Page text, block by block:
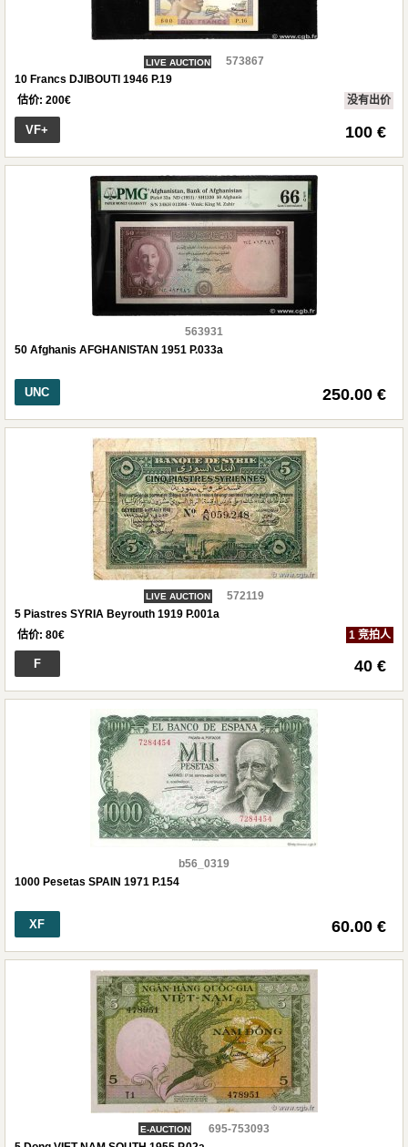
LIVE AUCTION
573867
10 Francs DJIBOUTI 1946 P.19
估价: 200€ 没有出价
VF+ 100 €
563931
50 Afghanis AFGHANISTAN 1951 P.033a
UNC 250.00 €
LIVE AUCTION
572119
5 Piastres SYRIA Beyrouth 1919 P.001a
估价: 80€ 1 竞拍人
F 40 €
b56_0319
1000 Pesetas SPAIN 1971 P.154
XF 60.00 €
E-AUCTION
695-753093